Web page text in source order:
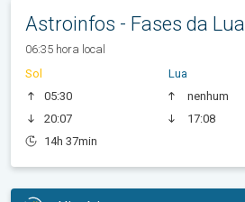
Astroinfos - Fases da Lua
06:35 hora local
Sol
05:30
20:07
14h 37min
Lua
nenhum
17:08